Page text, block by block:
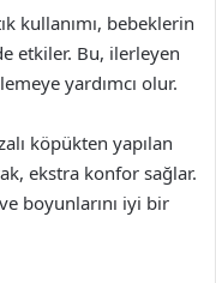
kullanımı, bebeklerin
etkiler. Bu, ilerleyen
yardımcı olur.
köpükten yapılan
ekstra konfor sağlar.
boyunlarını iyi bir